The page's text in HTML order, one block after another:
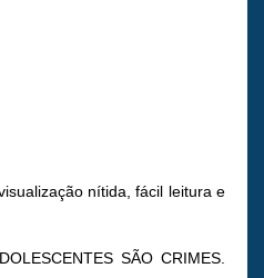
nítida, fácil leitura e
SÃO CRIMES.